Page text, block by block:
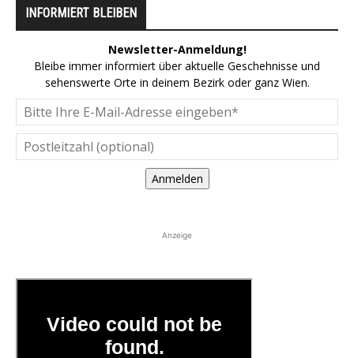
INFORMIERT BLEIBEN
Newsletter-Anmeldung!
Bleibe immer informiert über aktuelle Geschehnisse und
sehenswerte Orte in deinem Bezirk oder ganz Wien.
Anmelden
Anzeige